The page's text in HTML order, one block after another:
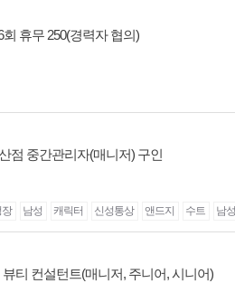
휴무 250(경력자 협의)
점 중간관리자(매니저) 구인
장 남성 캐릭터 신성통상 앤드지 수트 남
티 컨설턴트(매니저, 주니어, 시니어)